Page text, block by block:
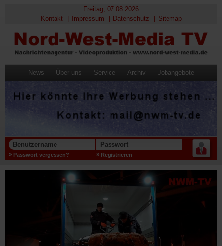
Freitag, 07.08.2026
Kontakt
Impressum Datenschutz Sitemap
News Über uns Service Archiv Jobangebote
Benutzername Passwort
Passwort vergessen? Registrieren